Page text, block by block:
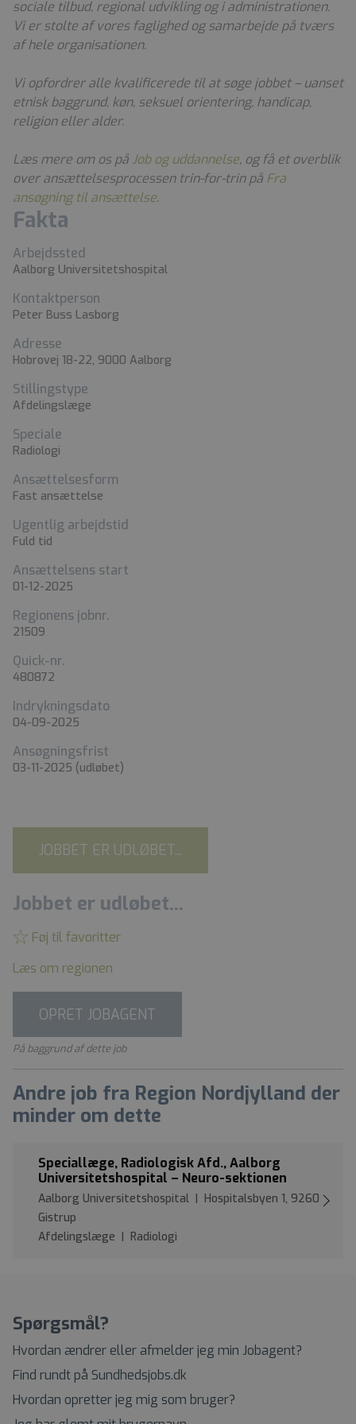
sociale tilbud, regional udvikling og i administrationen.
Vi er stolte af vores faglighed og samarbejde på tværs
af hele organisationen.
Vi opfordrer alle kvalificerede til at søge jobbet – uanset
etnisk baggrund, køn, seksuel orientering, handicap,
religion eller alder.
Læs mere om os på Job og uddannelse, og få et overblik
over ansættelsesprocessen trin-for-trin på Fra
ansøgning til ansættelse.
Fakta
Arbejdssted
Aalborg Universitetshospital
Kontaktperson
Peter Buss Lasborg
Adresse
Hobrovej 18-22, 9000 Aalborg
Stillingstype
Afdelingslæge
Speciale
Radiologi
Ansættelsesform
Fast ansættelse
Ugentlig arbejdstid
Fuld tid
Ansættelsens start
01-12-2025
Regionens jobnr.
21509
Quick-nr.
480872
Indrykningsdato
04-09-2025
Ansøgningsfrist
03-11-2025 (udløbet)
JOBBET ER UDLØBET...
Jobbet er udløbet...
Føj til favoritter
Læs om regionen
OPRET JOBAGENT
På baggrund af dette job
Andre job fra Region Nordjylland der
minder om dette
Speciallæge, Radiologisk Afd., Aalborg
Universitetshospital – Neuro-sektionen
Aalborg Universitetshospital | Hospitalsbyen 1, 9260
Gistrup
Afdelingslæge | Radiologi
Spørgsmål?
Hvordan ændrer eller afmelder jeg min Jobagent?
Find rundt på Sundhedsjobs.dk
Hvordan opretter jeg mig som bruger?